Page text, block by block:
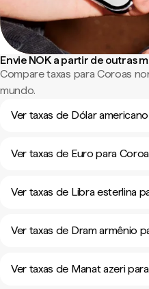
Envie NOK a partir de outras
Compare taxas para Coroas
mundo.
Ver taxas de Dólar
Ver taxas de Euro para
Ver taxas de Libra esterlina
Ver taxas de Dram armênio
Ver taxas de Manat azeri